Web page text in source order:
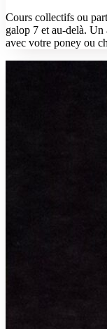
Cours collectifs ou
galop 7 et au-delà. Un
avec votre poney ou